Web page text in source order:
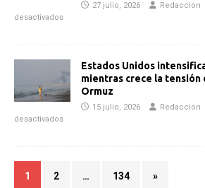
27 julio, 2026 Redaccion
desactivados
Estados Unidos
mientras crece la tensión
Ormuz
15 julio, 2026 Redaccion
desactivados
1 2 … 134 »